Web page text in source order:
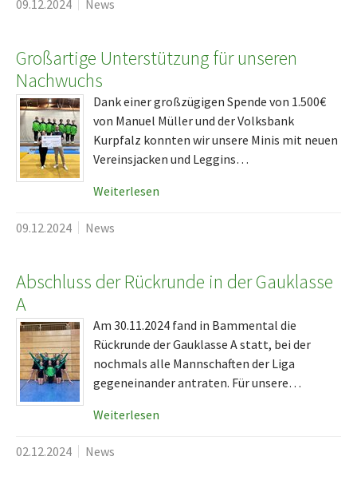
09.12.2024 News
Großartige Unterstützung für unseren
Nachwuchs
Dank einer großzügigen Spende von 1.500€
von Manuel Müller und der Volksbank
Kurpfalz konnten wir unsere Minis mit neuen
Vereinsjacken und Leggins…
Weiterlesen
09.12.2024 News
Abschluss der Rückrunde in der Gauklasse
A
Am 30.11.2024 fand in Bammental die
Rückrunde der Gauklasse A statt, bei der
nochmals alle Mannschaften der Liga
gegeneinander antraten. Für unsere…
Weiterlesen
02.12.2024 News